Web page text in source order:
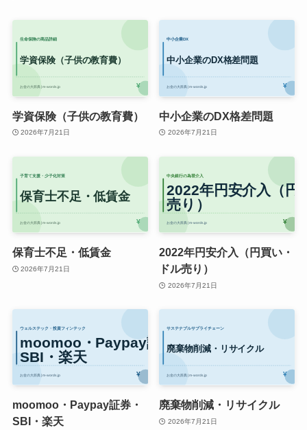
学資保険（子供の教育費）
2026年7月21日
中小企業のDX格差問題
2026年7月21日
保育士不足・低賃金
2026年7月21日
2022年円安介入（円買い・
ドル売り）
2026年7月21日
moomoo・Paypay証券・
SBI・楽天
廃棄物削減・リサイクル
2026年7月21日